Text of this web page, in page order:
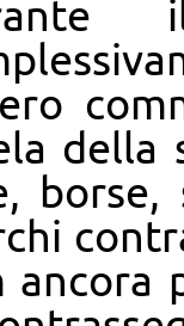
della
ancora